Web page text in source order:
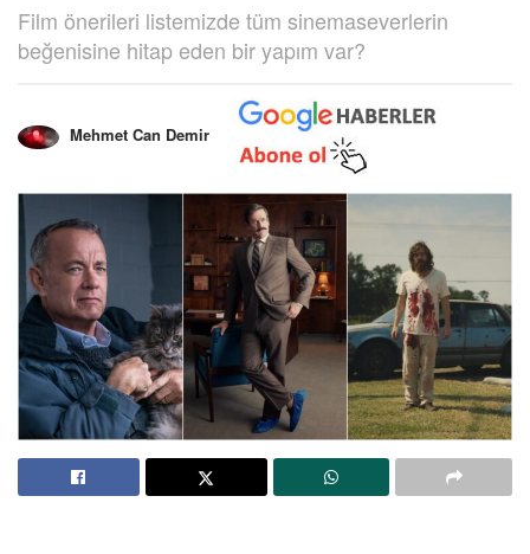
Film önerileri listemizde tüm sinemaseverlerin
beğenisine hitap eden bir yapım var?
Mehmet Can Demir